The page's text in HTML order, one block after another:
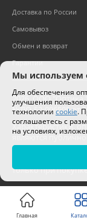
Доставка по России
Самовывоз
Обмен и возврат
Гарантии
2026,ООО "Оптика
№ЛО-52-006505 от
Характеристики,
являются
Гражданского
Цены на сайте
только при
Главная
Мы используем
Для обеспечения
улучшения
технологии cookie.
соглашаетесь с
на условиях,